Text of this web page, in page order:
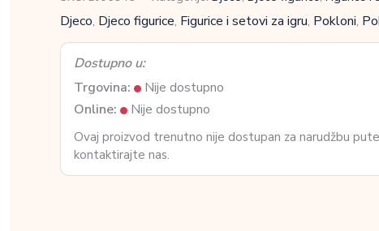
Djeco, Djeco figurice, Figurice i setovi za igru, Pokloni,
Dostupno u:
Trgovina:
Nije dostupno
Online:
Nije dostupno
Ovaj proizvod trenutno nije dostupan za narudžbu
kontaktirajte nas.